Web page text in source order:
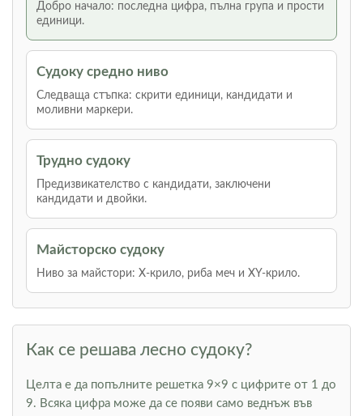
Добро начало: последна цифра, пълна група и прости
единици.
Судоку средно ниво
Следваща стъпка: скрити единици, кандидати и
моливни маркери.
Трудно судоку
Предизвикателство с кандидати, заключени
кандидати и двойки.
Майсторско судоку
Ниво за майстори: Х-крило, риба меч и XY-крило.
Как се решава лесно судоку?
Целта е да попълните решетка 9×9 с цифрите от 1 до
9. Всяка цифра може да се появи само веднъж във